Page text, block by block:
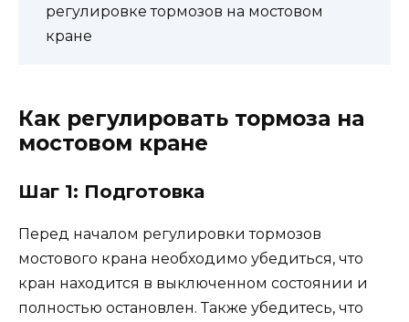
регулировке тормозов на мостовом
кране
Как регулировать тормоза на
мостовом кране
Шаг 1: Подготовка
Перед началом регулировки тормозов
мостового крана необходимо убедиться, что
кран находится в выключенном состоянии и
полностью остановлен. Также убедитесь, что